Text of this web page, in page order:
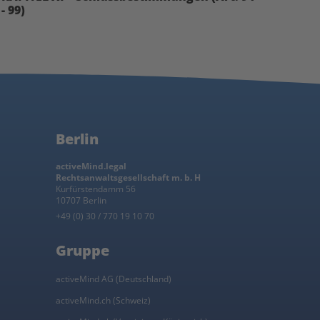
- 99)
Berlin
activeMind.legal
Rechtsanwaltsgesellschaft m. b. H
Kurfürstendamm 56
10707 Berlin
+49 (0) 30 / 770 19 10 70
Gruppe
activeMind AG (Deutschland)
activeMind.ch (Schweiz)